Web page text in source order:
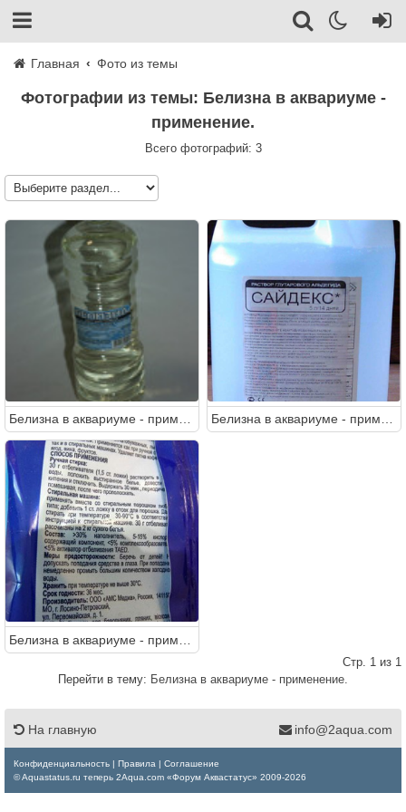
Главная Фото из темы
Фотографии из темы: Белизна в аквариуме -
применение.
Всего фотографий: 3
Стр. 1 из 1
Перейти в тему: Белизна в аквариуме - применение.
На главную info@2aqua.com
Конфиденциальность | Правила | Соглашение
© Aquastatus.ru теперь 2Aqua.com «Форум Аквастатус» 2009-2026